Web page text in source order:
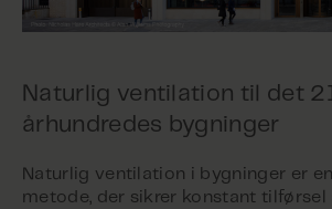
Naturlig ventilation til det
århundredes bygninger
Naturlig ventilation i bygninger er
metode, der sikrer konstant